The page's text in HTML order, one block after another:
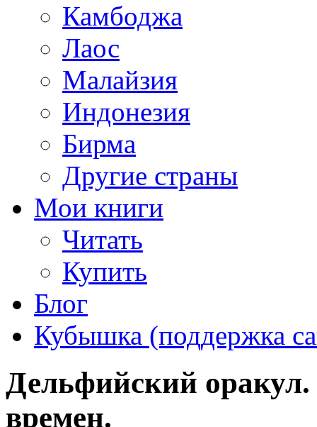
Камбоджа
Лаос
Малайзия
Индонезия
Бирма
Другие страны
Мои книги
Читать
Купить
Блог
Кубышка (поддержка
Дельфийский оракул.
времен.